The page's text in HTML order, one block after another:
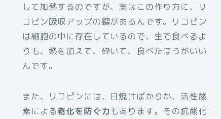
して加熱するのですが、実はこの作り方に、リ
コピン吸収アップの鍵があるんです。リコピン
は細胞の中に存在しているので、生で食べるよ
りも、熱を加えて、砕いて、食べたほうがいい
んです。
また、リコピンには、日焼けばかりか、活性酸
素による老化を防ぐ力もあります。その抗酸化